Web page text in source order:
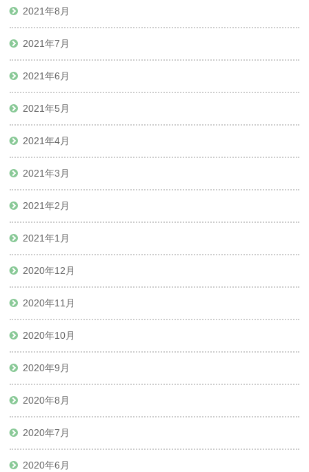
2021年8月
2021年7月
2021年6月
2021年5月
2021年4月
2021年3月
2021年2月
2021年1月
2020年12月
2020年11月
2020年10月
2020年9月
2020年8月
2020年7月
2020年6月